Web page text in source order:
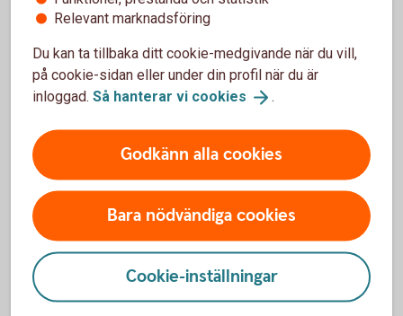
Det smidigaste sättet att logga in är med ett BankID
varianter, Mobilt SäkerhetsID eller Mobilt BankID.
BankID för barn och unga
Relevant marknadsföring
Du kan ta tillbaka ditt cookie-medgivande när du vill,
på cookie-sidan eller under din profil när du är
inloggad. Så hanterar vi cookies .
Godkänn alla cookies
Bara nödvändiga cookies
Cookie-inställningar